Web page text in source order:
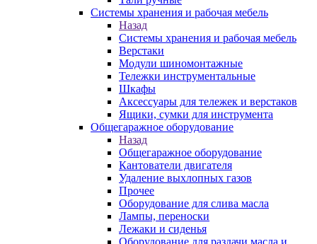
Системы хранения и рабочая мебель
Назад
Системы хранения и рабочая мебель
Верстаки
Модули шиномонтажные
Тележки инструментальные
Шкафы
Аксессуары для тележек и верстаков
Ящики, сумки для инструмента
Общегаражное оборудование
Назад
Общегаражное оборудование
Кантователи двигателя
Удаление выхлопных газов
Прочее
Оборудование для слива масла
Лампы, переноски
Лежаки и сиденья
Оборудование для раздачи масла и